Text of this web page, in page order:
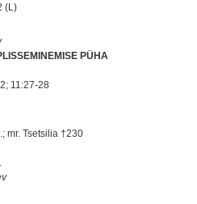
(L)
PÜHA
11:27-28
mr. Tsetsilia †230